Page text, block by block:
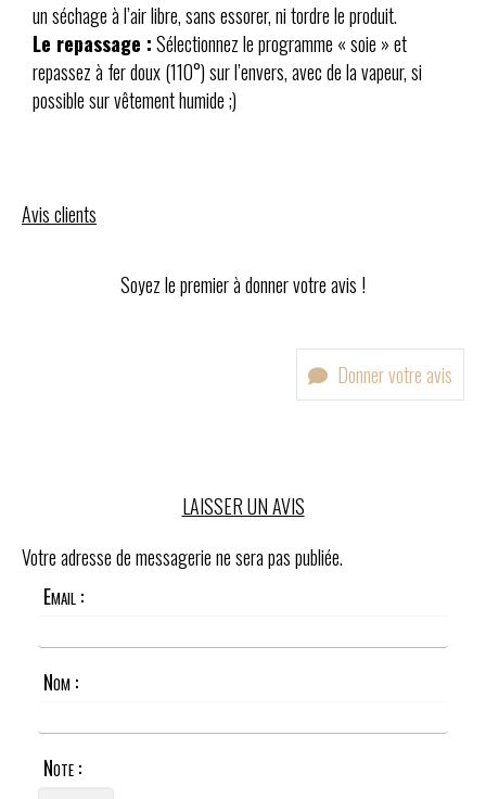
un séchage à l’air libre, sans essorer, ni tordre le produit.
Le repassage :Sélectionnez le programme « soie » et
repassez à fer doux (110°) sur l’envers, avec de la vapeur, si
possible sur vêtement humide ;)
Avis clients
Soyez le premier à donner votre avis !
Donner votre avis
LAISSER UN AVIS
Votre adresse de messagerie ne sera pas publiée.
Email :
Nom :
Note :